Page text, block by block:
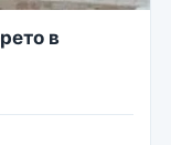
в